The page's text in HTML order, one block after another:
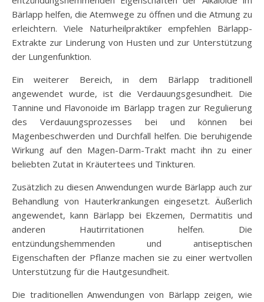
Bärlapp helfen, die Atemwege zu öffnen und die Atmung zu
erleichtern. Viele Naturheilpraktiker empfehlen Bärlapp-
Extrakte zur Linderung von Husten und zur Unterstützung
der Lungenfunktion.
Ein weiterer Bereich, in dem Bärlapp traditionell
angewendet wurde, ist die Verdauungsgesundheit. Die
Tannine und Flavonoide im Bärlapp tragen zur Regulierung
des Verdauungsprozesses bei und können bei
Magenbeschwerden und Durchfall helfen. Die beruhigende
Wirkung auf den Magen-Darm-Trakt macht ihn zu einer
beliebten Zutat in Kräutertees und Tinkturen.
Zusätzlich zu diesen Anwendungen wurde Bärlapp auch zur
Behandlung von Hauterkrankungen eingesetzt. Äußerlich
angewendet, kann Bärlapp bei Ekzemen, Dermatitis und
anderen Hautirritationen helfen. Die
entzündungshemmenden und antiseptischen
Eigenschaften der Pflanze machen sie zu einer wertvollen
Unterstützung für die Hautgesundheit.
Die traditionellen Anwendungen von Bärlapp zeigen, wie